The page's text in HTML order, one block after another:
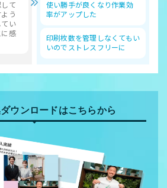
て
う
てい
に感
使い勝手が良くなり作業効
率がアップした
印刷枚数を管理しなくてもい
いのでストレスフリーに
ウンロードはこちらから